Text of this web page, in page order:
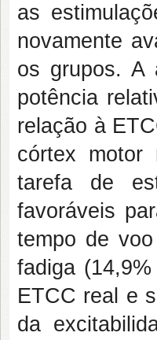
as
novamente
os grupos. A
potência
relação à
córtex motor
tarefa de
favoráveis
tempo de
fadiga
ETCC real e
da